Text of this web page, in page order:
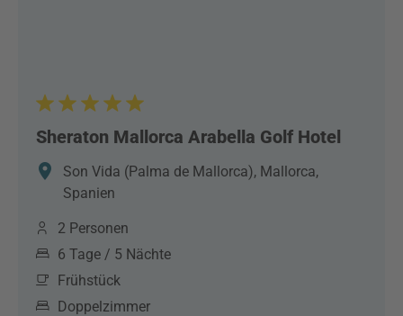
Sheraton Mallorca Arabella Golf Hotel
Son Vida (Palma de Mallorca), Mallorca,
Spanien
2 Personen
6 Tage / 5 Nächte
Frühstück
Doppelzimmer